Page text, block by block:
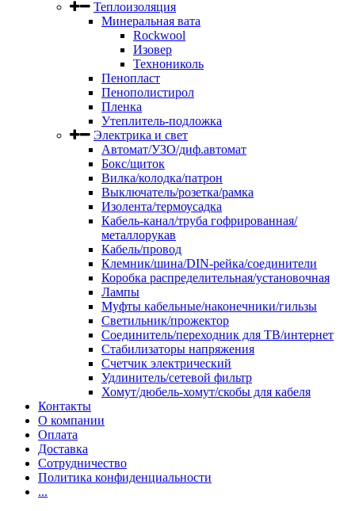
Теплоизоляция
Минеральная вата
Rockwool
Изовер
Технониколь
Пенопласт
Пенополистирол
Пленка
Утеплитель-подложка
Электрика и свет
Автомат/УЗО/диф.автомат
Бокс/щиток
Вилка/колодка/патрон
Выключатель/розетка/рамка
Изолента/термоусадка
Кабель-канал/труба гофрированная/
металлорукав
Кабель/провод
Клемник/шина/DIN-рейка/соединители
Коробка распределительная/установочная
Лампы
Муфты кабельные/наконечники/гильзы
Светильник/прожектор
Соединитель/переходник для ТВ/интернет
Стабилизаторы напряжения
Счетчик электрический
Удлинитель/сетевой фильтр
Хомут/дюбель-хомут/скобы для кабеля
Контакты
О компании
Оплата
Доставка
Сотрудничество
Политика конфиденциальности
...